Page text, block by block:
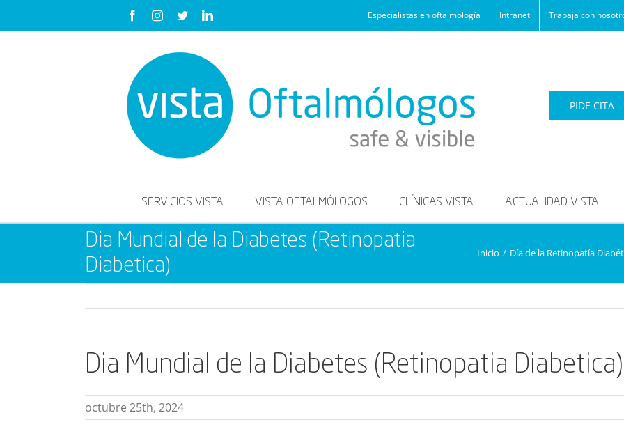
FacebookInstagram
TwitterLinkedIn Especialistas en oftalmología Intranet Trabaja con
PIDE CITA
SERVICIOS VISTA VISTA OFTALMÓLOGOS CLÍNICAS VISTA ACTUALIDAD VISTA
Dia Mundial de la Diabetes (Retinopatia
Diabetica)
Inicio / Día de la Retinopatía
Dia Mundial de la Diabetes (Retinopatia Diabetica)
octubre 25th, 2024